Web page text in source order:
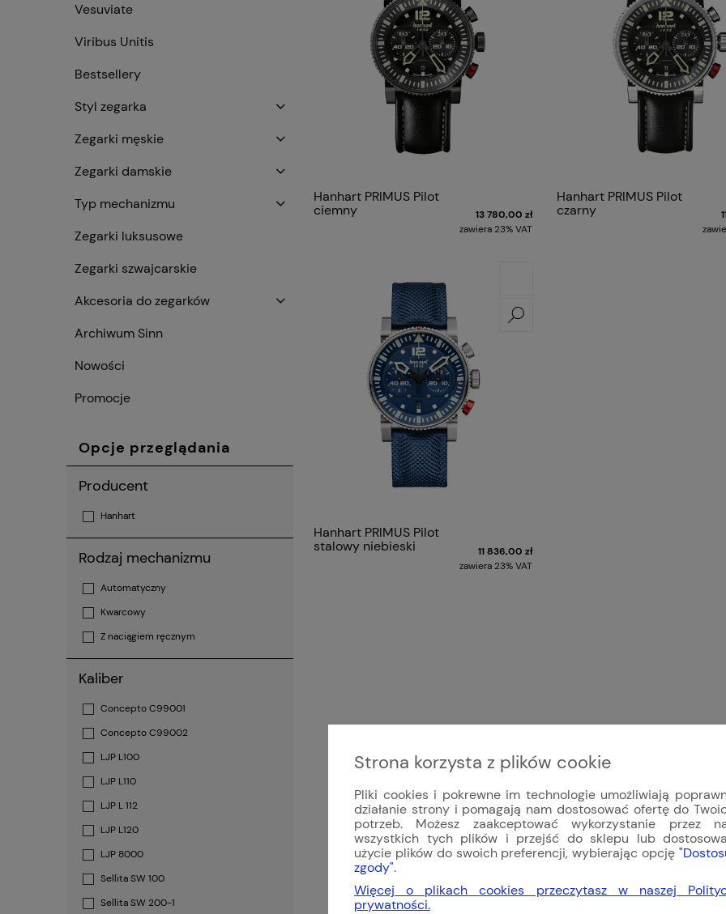
Vesuviate
Viribus Unitis
Bestsellery
Styl zegarka
Zegarki męskie
Zegarki damskie
Typ mechanizmu
Zegarki luksusowe
Zegarki szwajcarskie
Akcesoria do zegarków
Archiwum Sinn
Nowości
Promocje
Opcje przeglądania
Producent
Hanhart
Rodzaj mechanizmu
Automatyczny
Kwarcowy
Z naciągiem ręcznym
Kaliber
Concepto C99001
Concepto C99002
LJP L100
LJP L110
LJP L 112
LJP L120
LJP 8000
Sellita SW 100
Sellita SW 200-1
Hanhart PRIMUS Pilot
ciemny
13 780,00 zł
zawiera 23% VAT
Hanhart PRIMUS Pilot
czarny
Hanhart PRIMUS Pilot
stalowy niebieski
11 836,00 zł
zawiera 23% VAT
Strona korzysta z plików cookie
Pliki cookies i pokrewne im technologie umożliwiają
działanie strony i pomagają nam dostosować ofertę do
potrzeb. Możesz zaakceptować wykorzystanie przez
wszystkich tych plików i przejść do sklepu lub
użycie plików do swoich preferencji, wybierając opcję
zgody".
Więcej o plikach cookies przeczytasz w naszej
prywatności.